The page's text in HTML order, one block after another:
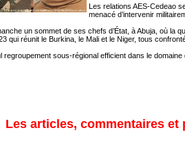
Les relations AES-Cedeao
menacé d’intervenir
un sommet de ses chefs d’État, à Abuja, où
qui réunit le Burkina, le Mali et le Niger, tous
regroupement sous-régional efficient dans le
Les articles, commentaires